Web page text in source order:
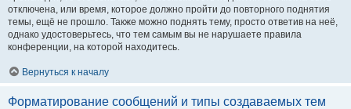
отключена, или время, которое должно пройти до повторного поднятия
темы, ещё не прошло. Также можно поднять тему, просто ответив на неё,
однако удостоверьтесь, что тем самым вы не нарушаете правила
конференции, на которой находитесь.
Вернуться к началу
Форматирование сообщений и типы создаваемых тем